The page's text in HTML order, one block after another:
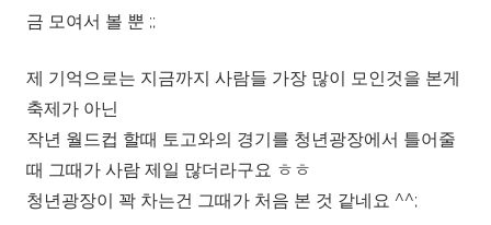
금 모여서 볼 뿐 ;;
제 기억으로는 지금까지 사람들 가장 많이 모인것을 본게
축제가 아닌
작년 월드컵 할때 토고와의 경기를 청년광장에서 틀어줄
때 그때가 사람 제일 많더라구요 ㅎㅎ
청년광장이 꽉 차는건 그때가 처음 본 것 같네요 ^^;